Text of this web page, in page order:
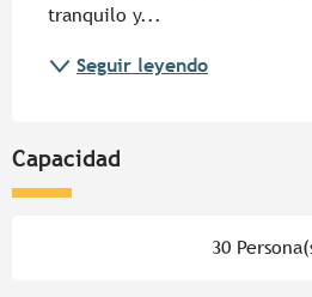
tranquilo y...
Seguir leyendo
Capacidad
30